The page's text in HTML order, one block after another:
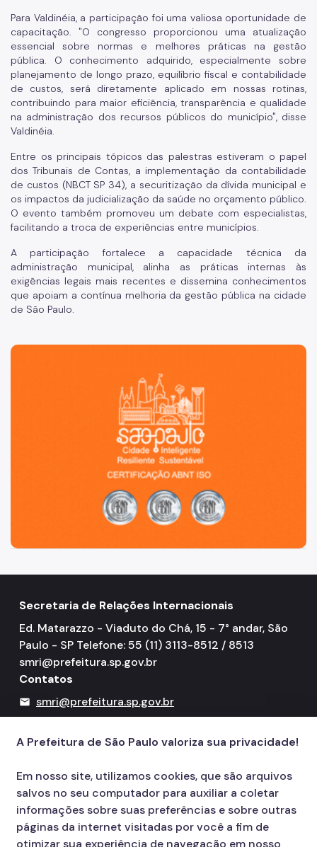
Para Valdinéia, a participação foi uma valiosa oportunidade de
capacitação. "O congresso proporcionou uma atualização
essencial sobre normas e melhores práticas na gestão
pública. O conhecimento adquirido, especialmente sobre
planejamento de longo prazo, equilíbrio fiscal e contabilidade
de custos, será diretamente aplicado em nossas rotinas,
contribuindo para maior eficiência, transparência e qualidade
na administração dos recursos públicos do município", disse
Valdinéia.
Entre os principais tópicos das palestras estiveram o papel
dos Tribunais de Contas, a implementação da contabilidade
de custos (NBCT SP 34), a securitização da dívida municipal e
os impactos da judicialização da saúde no orçamento público.
O evento também promoveu um debate com especialistas,
facilitando a troca de experiências entre municípios.
A participação fortalece a capacidade técnica da
administração municipal, alinha as práticas internas às
exigências legais mais recentes e dissemina conhecimentos
que apoiam a contínua melhoria da gestão pública na cidade
de São Paulo.
São Paulo, cidade inteligente, resiliente e sustentável
Secretaria de Relações Internacionais
Ed. Matarazzo - Viaduto do Chá, 15 - 7° andar, São
Paulo - SP Telefone: 55 (11) 3113-8512 / 8513
smri@prefeitura.sp.gov.br
Contatos
mail smri@prefeitura.sp.gov.br
156
A Prefeitura de São Paulo valoriza sua privacidade!
Em nosso site, utilizamos cookies, que são arquivos
salvos no seu computador para auxiliar a coletar
informações sobre suas preferências e sobre outras
páginas da internet visitadas por você a fim de
otimizar sua experiência de navegação em nosso